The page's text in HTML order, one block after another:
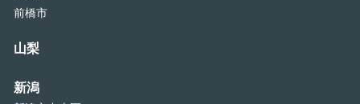
前橋市
山梨
新潟